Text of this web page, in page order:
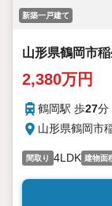
新築一戸建て
山形県鶴岡市稲
2,380万円
鶴岡駅 歩27分
山形県鶴岡市
間取り 4LDK 建物面